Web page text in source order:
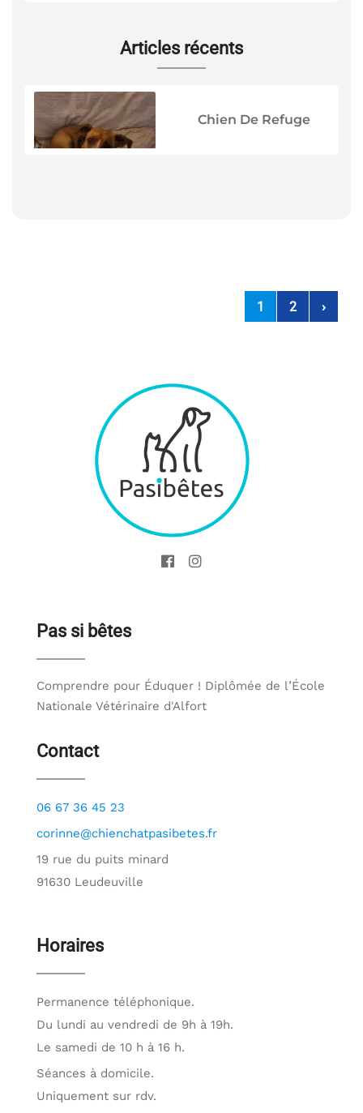
Articles récents
Chien De Refuge
a
v
i
o
n
c
1 2 N
t
›
Pas si bêtes
Comprendre pour Éduquer ! Diplômée de l’École
Nationale Vétérinaire d'Alfort
Contact
06 67 36 45 23
corinne@chienchatpasibetes.fr
19 rue du puits minard
91630 Leudeuville
Horaires
Permanence téléphonique.
Du lundi au vendredi de 9h à 19h.
Le samedi de 10 h à 16 h.
Séances à domicile.
Uniquement sur rdv.